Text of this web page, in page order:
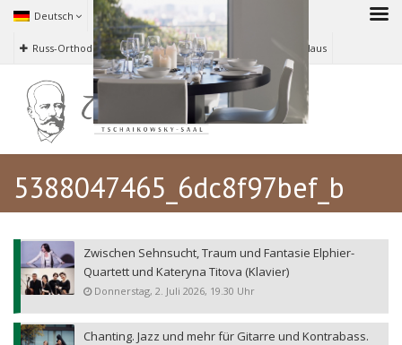
Deutsch 040 673 06 626
Russ-Orthodoxe Kirche zu Hamburg Tschaikowsky-Haus
5388047465_6dc8f97bef_b
Zwischen Sehnsucht, Traum und Fantasie Elphier-
Quartett und Kateryna Titova (Klavier)
Donnerstag, 2. Juli 2026, 19.30 Uhr
Chanting. Jazz und mehr für Gitarre und Kontrabass.